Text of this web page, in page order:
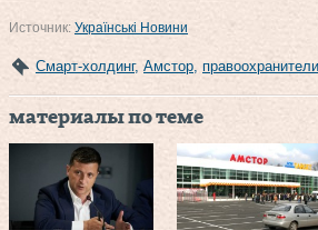
Источник: Українські Новини
Смарт-холдинг, Амстор, правоохранители
материалы по теме